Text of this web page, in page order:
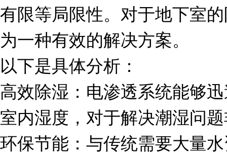
有限等局限性。对于地下室
为一种有效的解决方案。
以下是具体分析：
高效除湿：电渗透系统能够
室内湿度，对于解决潮湿问
环保节能：与传统需要大量